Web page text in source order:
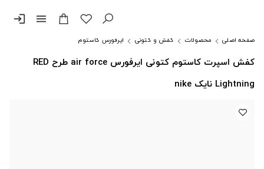
menu
login
صفحه اصلی محصولات کفش و کتونی ایرفورس کاستوم
کفش اسپرت کاستوم کتونی ایرفورس air force طرح RED
Lightning نایک nike